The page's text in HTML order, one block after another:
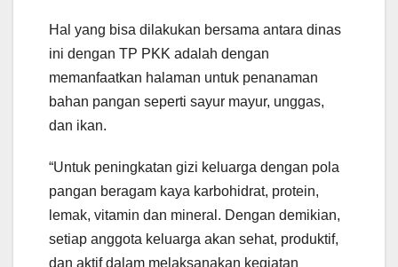
Hal yang bisa dilakukan bersama antara dinas
ini dengan TP PKK adalah dengan
memanfaatkan halaman untuk penanaman
bahan pangan seperti sayur mayur, unggas,
dan ikan.
“Untuk peningkatan gizi keluarga dengan pola
pangan beragam kaya karbohidrat, protein,
lemak, vitamin dan mineral. Dengan demikian,
setiap anggota keluarga akan sehat, produktif,
dan aktif dalam melaksanakan kegiatan